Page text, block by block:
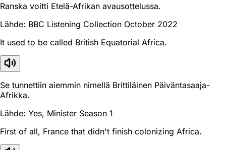
Ranska voitti Etelä-Afrikan avausottelussa.
Lähde: BBC Listening Collection October 2022
It used to be called British Equatorial Africa.
Se tunnettiin aiemmin nimellä Brittiläinen Päiväntasaaja-
Afrikka.
Lähde: Yes, Minister Season 1
First of all, France that didn't finish colonizing Africa.